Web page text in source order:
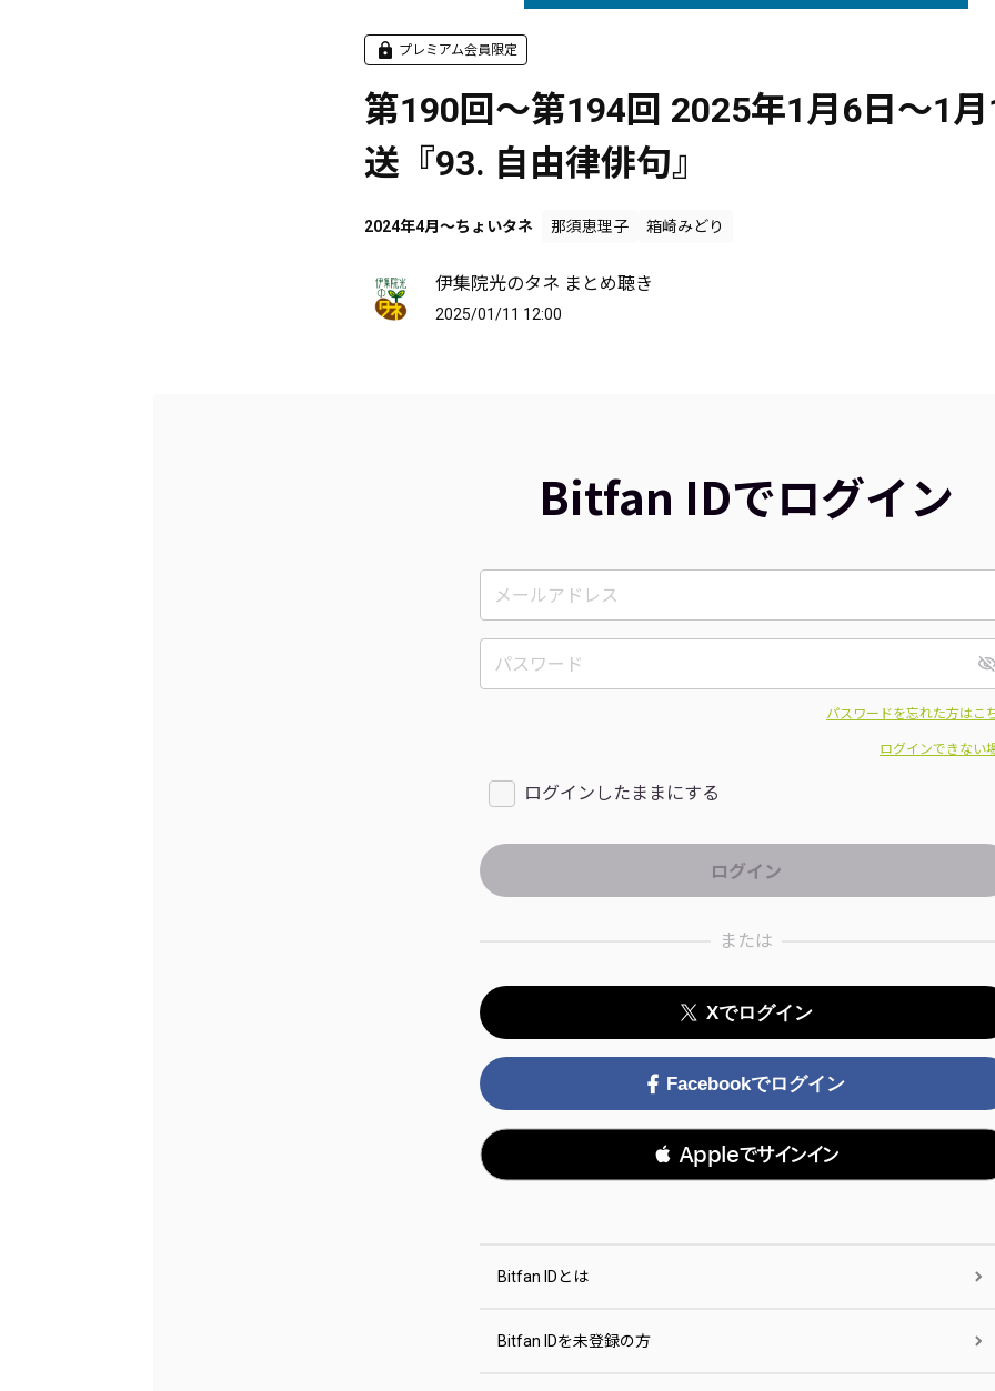
プレミアム会員限定
第190回～第194回 2025年1月6日～1
送『93. 自由律俳句』
2024年4月～ちょいタネ 那須恵理子 箱崎みどり
伊集院光のタネ まとめ聴き
2025/01/11 12:00
Bitfan IDでログイン
パスワードを忘れた方はこ
ログインできない
ログインしたままにする
または
Xでログイン
Facebookでログイン
 Appleでサインイン
Bitfan IDとは
Bitfan IDを未登録の方